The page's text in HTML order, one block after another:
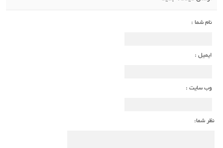
نام شما :
ایمیل :
وب سایت :
نظر شما: